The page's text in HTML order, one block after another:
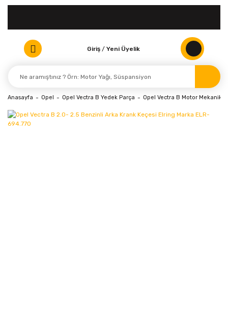
Giriş / Yeni Üyelik
Anasayfa Opel Opel Vectra B Yedek Parça Opel Vectra B Motor Mekanik